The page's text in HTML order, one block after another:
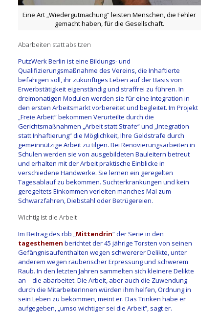
Eine Art „Wiedergutmachung“ leisten Menschen, die Fehler
gemacht haben, für die Gesellschaft.
Abarbeiten statt absitzen
PutzWerk Berlin ist eine Bildungs- und
Qualifizierungsmaßnahme des Vereins, die Inhaftierte
befähigen soll, ihr zukünftiges Leben auf der Basis von
Erwerbstätigkeit eigenständig und straffrei zu führen. In
dreimonatigen Modulen werden sie für eine Integration in
den ersten Arbeitsmarkt vorbereitet und begleitet. Im Projekt
„Freie Arbeit“ bekommen Verurteilte durch die
Gerichtsmaßnahmen „Arbeit statt Strafe“ und „Integration
statt Inhaftierung“ die Möglichkeit, Ihre Geldstrafe durch
gemeinnützige Arbeit zu tilgen. Bei Renovierungsarbeiten in
Schulen werden sie von ausgebildeten Bauleitern betreut
und erhalten mit der Arbeit praktische Einblicke in
verschiedene Handwerke. Sie lernen ein geregelten
Tagesablauf zu bekommen. Suchterkrankungen und kein
geregeltets Einkommen verleiten manches Mal zum
Schwarzfahren, Diebstahl oder Betrügereien.
Wichtig ist die Arbeit
Im Beitrag des rbb „Mittendrin“ der Serie in den
tagesthemen berichtet der 45 jährige Torsten von seinen
Gefängnisaufenthalten wegen schwererer Delikte, unter
anderem wegen räuberischer Erpressung und schwerem
Raub. In den letzten Jahren sammelten sich kleinere Delikte
an – die abarbeitet. Die Arbeit, aber auch die Zuwendung
durch die MitarbeiterInnen würden ihm helfen, Ordnung in
sein Leben zu bekommen, meint er. Das Trinken habe er
aufgegeben, „umso wichtiger sei die Arbeit“, sagt er.